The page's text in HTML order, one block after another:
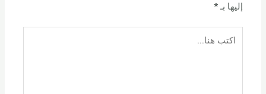
إليها بـ*
هنا...